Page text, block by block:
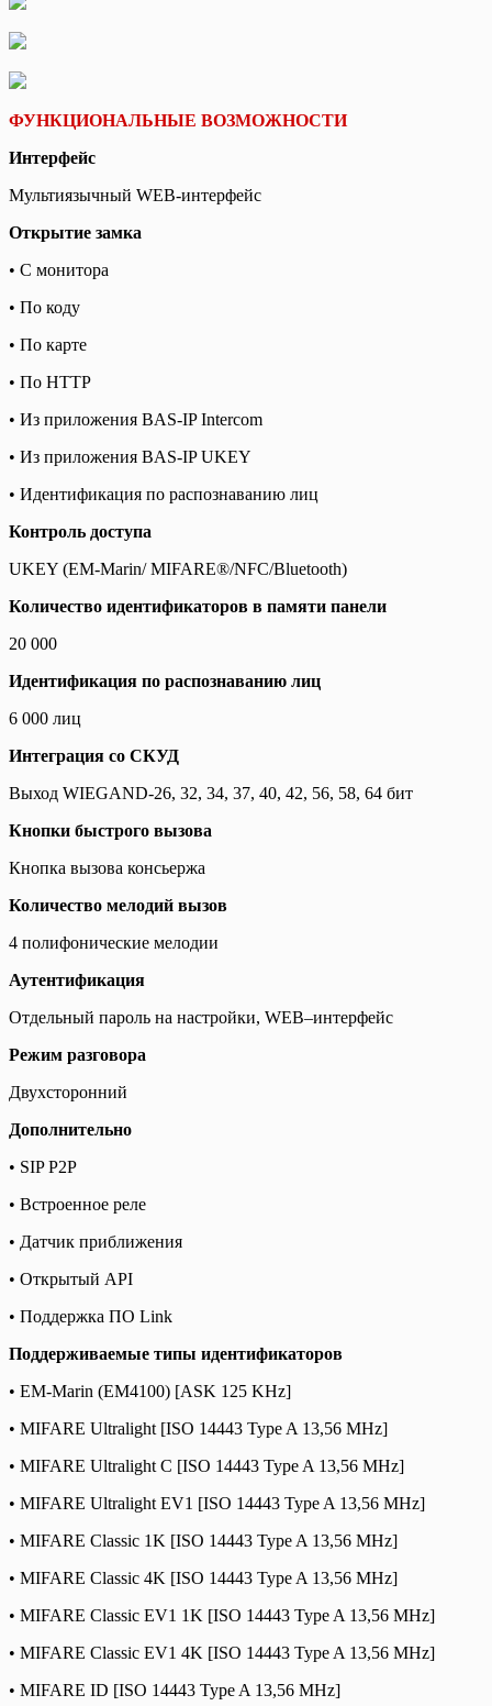
ФУНКЦИОНАЛЬНЫЕ ВОЗМОЖНОСТИ
Интерфейс
Мультиязычный WEB-интерфейс
Открытие замка
• С монитора
• По коду
• По карте
• По HTTP
• Из приложения BAS-IP Intercom
• Из приложения BAS-IP UKEY
• Идентификация по распознаванию лиц
Контроль доступа
UKEY (EM-Marin/ MIFARE®/NFC/Bluetooth)
Количество идентификаторов в памяти панели
20 000
Идентификация по распознаванию лиц
6 000 лиц
Интеграция со СКУД
Выход WIEGAND-26, 32, 34, 37, 40, 42, 56, 58, 64 бит
Кнопки быстрого вызова
Кнопка вызова консьержа
Количество мелодий вызов
4 полифонические мелодии
Аутентификация
Отдельный пароль на настройки, WEB–интерфейс
Режим разговора
Двухсторонний
Дополнительно
• SIP P2P
• Встроенное реле
• Датчик приближения
• Открытый API
• Поддержка ПО Link
Поддерживаемые типы идентификаторов
• EM-Marin (EM4100) [ASK 125 KHz]
• MIFARE Ultralight [ISO 14443 Type A 13,56 MHz]
• MIFARE Ultralight C [ISO 14443 Type A 13,56 MHz]
• MIFARE Ultralight EV1 [ISO 14443 Type A 13,56 MHz]
• MIFARE Classic 1K [ISO 14443 Type A 13,56 MHz]
• MIFARE Classic 4K [ISO 14443 Type A 13,56 MHz]
• MIFARE Classic EV1 1K [ISO 14443 Type A 13,56 MHz]
• MIFARE Classic EV1 4K [ISO 14443 Type A 13,56 MHz]
• MIFARE ID [ISO 14443 Type A 13,56 MHz]